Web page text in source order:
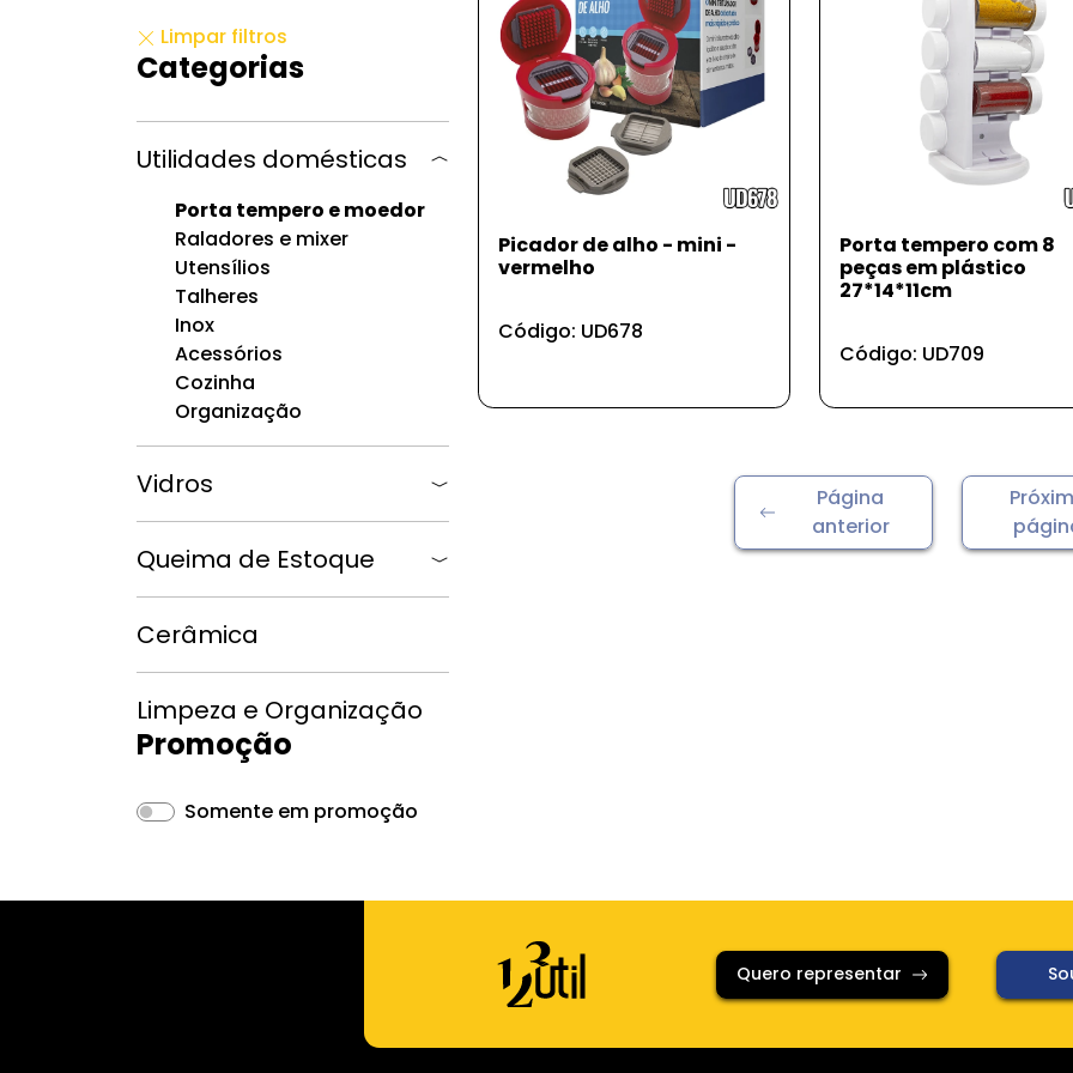
Limpar filtros
Categorias
Utilidades domésticas
Porta tempero e moedor
Raladores e mixer
Utensílios
Talheres
Inox
Acessórios
Cozinha
Organização
Vidros
Queima de Estoque
Cerâmica
Limpeza e Organização
Promoção
Somente em promoção
Picador de alho - mini -
vermelho
Código: UD678
Porta tempero com 8
peças em plástico
27*14*11cm
Código: UD709
Página
anterior
Quero representar